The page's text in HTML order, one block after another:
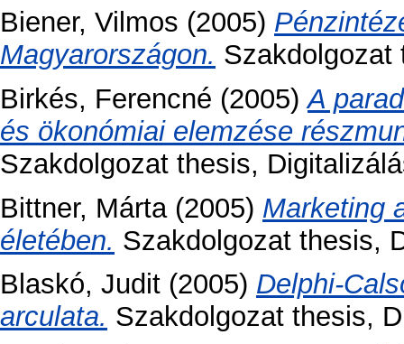
Biener, Vilmos (2005)
Magyarországon. Szakdolgozat
Birkés, Ferencné (2005)A
és ökonómiai elemzése
Szakdolgozat thesis,
Bittner, Márta(2005) Marketing
életében. Szakdolgozat thesis,
Blaskó, Judit (2005) Delphi-
arculata. Szakdolgozat thesis,